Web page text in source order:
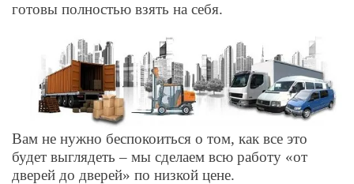
готовы полностью взять на себя.
Вам не нужно беспокоиться о том, как все это
будет выглядеть – мы сделаем всю работу «от
дверей до дверей» по низкой цене.